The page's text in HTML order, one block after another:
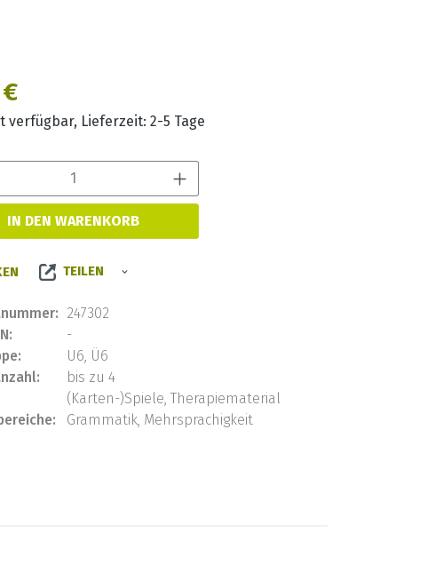
Preis:
verfügbar, Lieferzeit: 2-5 Tage
IN DEN WARENKORB
TEILEN
247302
-
U6, Ü6
bis zu 4
(Karten-)Spiele, Therapiematerial
Grammatik, Mehrsprachigkeit